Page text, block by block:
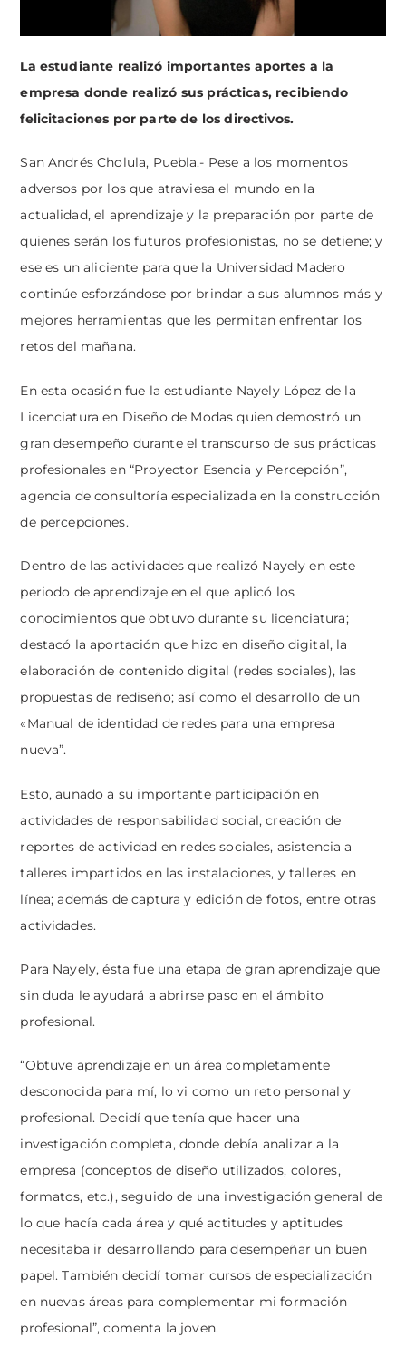
La estudiante realizó importantes aportes a la
empresa donde realizó sus prácticas, recibiendo
felicitaciones por parte de los directivos.
San Andrés Cholula, Puebla.- Pese a los momentos
adversos por los que atraviesa el mundo en la
actualidad, el aprendizaje y la preparación por parte de
quienes serán los futuros profesionistas, no se detiene; y
ese es un aliciente para que la Universidad Madero
continúe esforzándose por brindar a sus alumnos más y
mejores herramientas que les permitan enfrentar los
retos del mañana.
En esta ocasión fue la estudiante Nayely López de la
Licenciatura en Diseño de Modas quien demostró un
gran desempeño durante el transcurso de sus prácticas
profesionales en “Proyector Esencia y Percepción”,
agencia de consultoría especializada en la construcción
de percepciones.
Dentro de las actividades que realizó Nayely en este
periodo de aprendizaje en el que aplicó los
conocimientos que obtuvo durante su licenciatura;
destacó la aportación que hizo en diseño digital, la
elaboración de contenido digital (redes sociales), las
propuestas de rediseño; así como el desarrollo de un
«Manual de identidad de redes para una empresa
nueva”.
Esto, aunado a su importante participación en
actividades de responsabilidad social, creación de
reportes de actividad en redes sociales, asistencia a
talleres impartidos en las instalaciones, y talleres en
línea; además de captura y edición de fotos, entre otras
actividades.
Para Nayely, ésta fue una etapa de gran aprendizaje que
sin duda le ayudará a abrirse paso en el ámbito
profesional.
“Obtuve aprendizaje en un área completamente
desconocida para mí, lo vi como un reto personal y
profesional. Decidí que tenía que hacer una
investigación completa, donde debía analizar a la
empresa (conceptos de diseño utilizados, colores,
formatos, etc.), seguido de una investigación general de
lo que hacía cada área y qué actitudes y aptitudes
necesitaba ir desarrollando para desempeñar un buen
papel. También decidí tomar cursos de especialización
en nuevas áreas para complementar mi formación
profesional”, comenta la joven.